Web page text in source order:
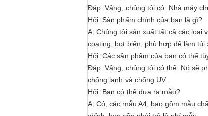
Đáp: Vâng, chúng tôi có. Nhà máy
Hỏi: Sản phẩm chính của bạn là gì?
A: Chúng tôi sản xuất tất cả các loại
coating, bọt biển, phù hợp để làm
Hỏi: Các sản phẩm của bạn có thể
Đáp: Vâng, chúng tôi có thể. Nó sẽ
chống lạnh và chống UV.
Hỏi: Bạn có thể đưa ra mẫu?
A: Có, các mẫu A4, bao gồm mẫu